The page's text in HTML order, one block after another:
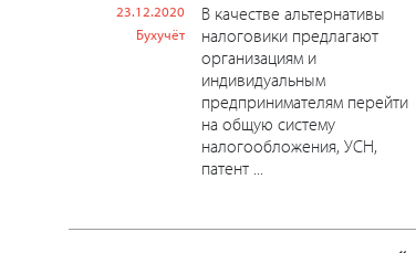
23.12.2020
Бухучёт
В качестве альтернативы
налоговики предлагают
организациям и
индивидуальным
предпринимателям перейти
на общую систему
налогообложения, УСН,
патент ...